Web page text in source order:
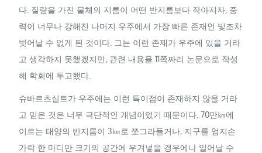
다. 질량을 가진 물체의 지름이 어떤 반지름보다 작아지자, 중
력이 너무나 강해진 나머지 우주에서 가장 빠른 존재인 빛조차
벗어날 수 없게 된 것이다. 그는 이런 존재가 우주에 있을 거라
고 생각하지 못했겠지만, 관련 내용을 11쪽짜리 논문으로 작성
해 학회에 투고했다.
슈바르츠실트가 우주에는 이런 특이점이 존재하지 않을 거라
고 믿은 것은 너무 극단적인 개념이었기 때문이다. 70만㎞에
이르는 태양의 반지름이 3㎞로 쪼그라들거나, 지구를 엄지손
가락 한 마디만 크기의 공간에 우겨넣을 경우에나 일어날 수